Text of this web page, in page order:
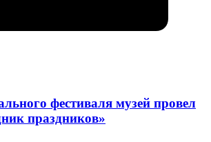
фестиваля музей провел
праздников»